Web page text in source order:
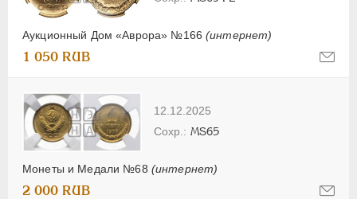
Аукционный Дом «Аврора» №166(интернет)
1 050 RUB
12.12.2025
Монеты и Медали №68 (интернет)
MS65
2 000 RUB